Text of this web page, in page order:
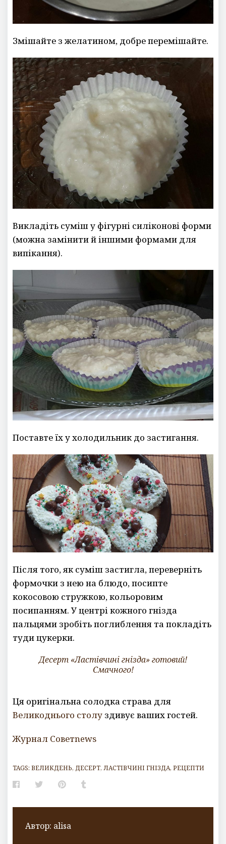
Змішайте з желатином, добре перемішайте.
Викладіть суміш у фігурні силіконові форми
(можна замінити й іншими формами для
випікання).
Поставте їх у холодильник до застигання.
Після того, як суміш застигла, переверніть
формочки з нею на блюдо, посипте
кокосовою стружкою, кольоровим
посипанням. У центрі кожного гнізда
пальцями зробіть поглиблення та покладіть
туди цукерки.
Десерт «Ластівчині гнізда» готовий!
Смачного!
Ця оригінальна солодка страва для
Великоднього столу здивує ваших гостей.
Журнал Советnews
TAGS: ВЕЛИКДЕНЬ, ДЕСЕРТ, ЛАСТІВЧИНІ ГНІЗДА, РЕЦЕПТИ
FacebookTwitterPinterest
Автор: alisa